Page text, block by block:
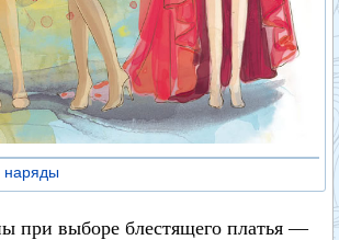
наряды
при выборе блестящего платья —